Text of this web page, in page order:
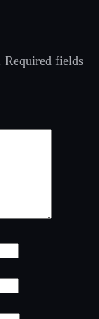
Required fields